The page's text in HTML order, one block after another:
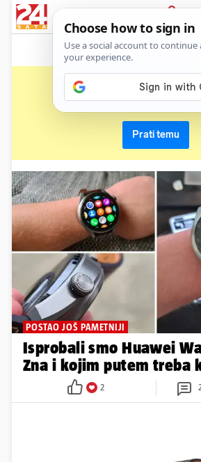
PRIJAVA
News
huawei
Prati temu
POSTAO JOŠ PAMETNIJI
Isprobali smo Huawei
Zna i kojim putem treba
2